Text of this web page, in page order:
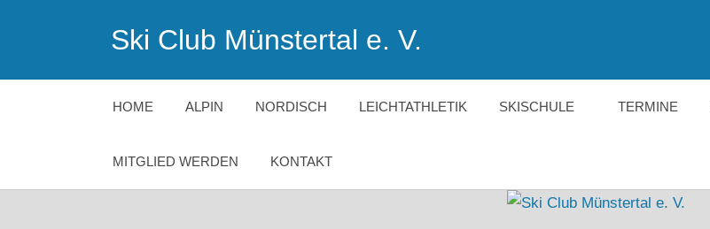
Ski Club Münstertal e. V.
HOME ALPIN NORDISCH LEICHTATHLETIK SKISCHULE TERMINE
MITGLIED WERDEN KONTAKT